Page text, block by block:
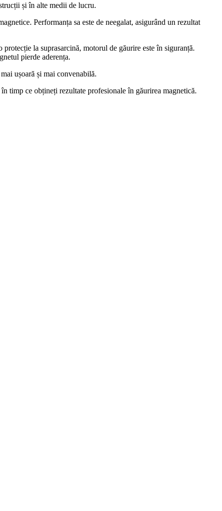
și în alte medii de lucru.
Performanța sa este de neegalat, asigurând un rezultat
la suprasarcină, motorul de găurire este în siguranță.
pierde aderența.
ușoară și mai convenabilă.
timp ce obțineți rezultate profesionale în găurirea magnetică.